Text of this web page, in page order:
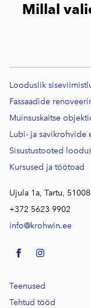
Millal
Looduslik
Fassaadide
Muinsuskaitse
Lubi- ja savikrohvide
Sisustustooted
Kursused ja töötoad
Ujula 1a, Tartu, 51008
+372 5623 9902
info@krohwin.ee
Teenused
Tehtud tööd